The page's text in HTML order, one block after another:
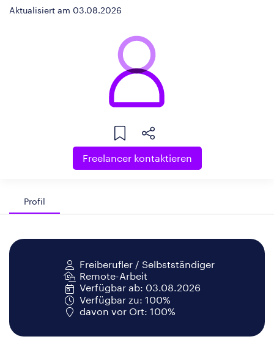
Aktualisiert am 03.08.2026
Freelancer kontaktieren
Profil
Freiberufler / Selbstständiger
Remote-Arbeit
Verfügbar ab: 03.08.2026
Verfügbar zu: 100%
davon vor Ort: 100%